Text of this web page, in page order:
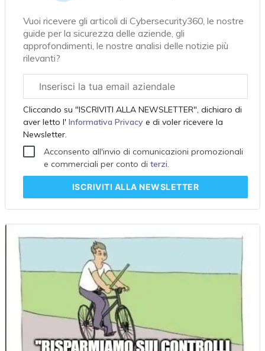
Vuoi ricevere gli articoli di Cybersecurity360, le nostre
guide per la sicurezza delle aziende, gli
approfondimenti, le nostre analisi delle notizie più
rilevanti?
aziendale
Cliccando su "ISCRIVITI ALLA NEWSLETTER", dichiaro di
aver letto l'Informativa Privacy e di voler ricevere la
Newsletter.
Acconsento all'invio di comunicazioni promozionali
e commerciali per conto di terzi.
ISCRIVITI ALLA NEWSLETTER